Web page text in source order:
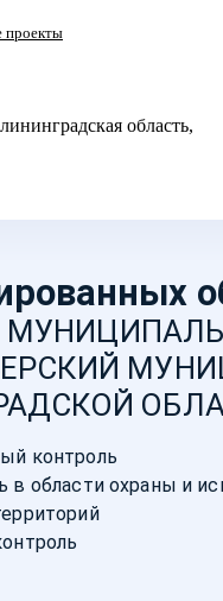
проекты
область,